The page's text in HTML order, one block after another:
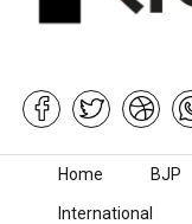
Skip to content
Home BJP
International